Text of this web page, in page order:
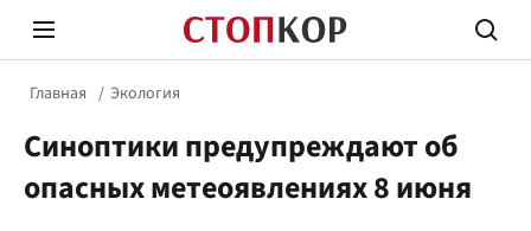
Главная Экология
Синоптики предупреждают об
опасных метеоявлениях 8 июня